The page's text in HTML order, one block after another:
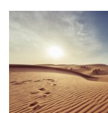
シ
ン